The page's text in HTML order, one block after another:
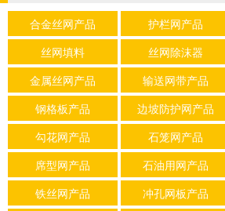
合金丝网产品 护栏网产品
丝网填料
丝网除沫器
金属丝网产品
输送网带产品
钢格板产品
边坡防护网产品
勾花网产品
石笼网产品
席型网产品
石油用网产品
铁丝网产品
冲孔网板产品